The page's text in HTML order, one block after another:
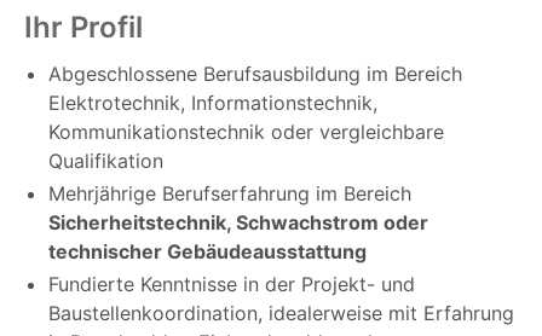
Ihr Profil
Abgeschlossene Berufsausbildung im Bereich
Elektrotechnik, Informationstechnik,
Kommunikationstechnik oder vergleichbare
Qualifikation
Mehrjährige Berufserfahrung im Bereich
Sicherheitstechnik, Schwachstrom oder
technischer Gebäudeausstattung
Fundierte Kenntnisse in der Projekt- und
Baustellenkoordination, idealerweise mit Erfahrung